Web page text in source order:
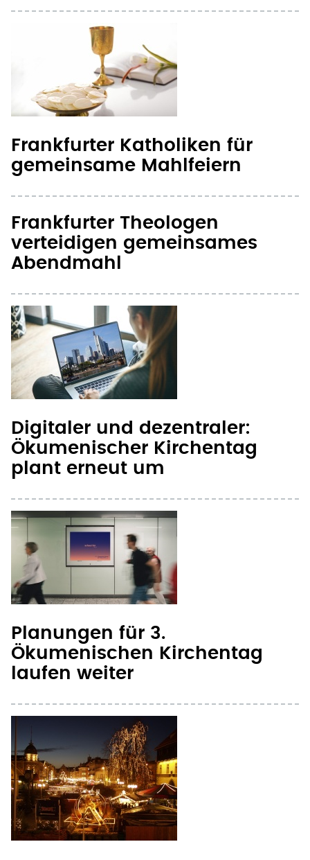
Frankfurter Katholiken für
gemeinsame Mahlfeiern
Frankfurter Theologen
verteidigen gemeinsames
Abendmahl
Digitaler und dezentraler:
Ökumenischer Kirchentag
plant erneut um
Planungen für 3.
Ökumenischen Kirchentag
laufen weiter